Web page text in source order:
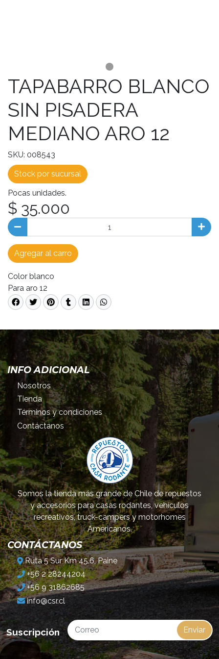
TAPABARRO BLANCO
SIN PISADERA
MEDIANO ARO 12
SKU: 008543
Stock por sucursal
Pocas unidades.
$ 35.000
Agregar al carro
Color blanco
Para aro 12
INFO ADICIONAL
Nosotros
Tienda
Términos y condiciones
Contáctanos
Somos la tienda más grande de Chile de repuestos
y accesorios para casas rodantes, vehículos
recreativos, truck-campers y motorhomes
Americanos.
CONTÁCTANOS
Ruta 5 Sur Km 45.6, Paine
+56 2 28244204
+56 9 31862685
info@csr.cl
Suscripción Enviar